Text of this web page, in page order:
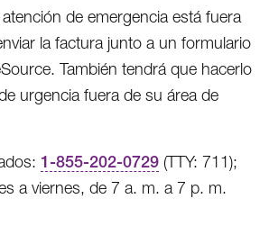
de emergencia está fuera
la factura junto a un formulario
También tendrá que hacerlo
urgencia fuera de su área de
1-855-202-0729 (TTY: 711);
a viernes, de 7 a. m. a 7 p. m.